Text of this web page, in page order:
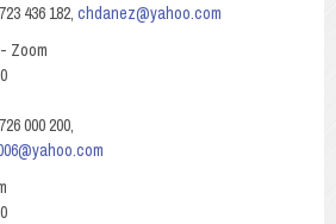
436 182, chdanez@yahoo.com
- Zoom
000 200,